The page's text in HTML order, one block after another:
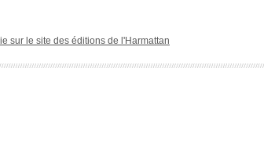
sur le site des éditions de l'Harmattan